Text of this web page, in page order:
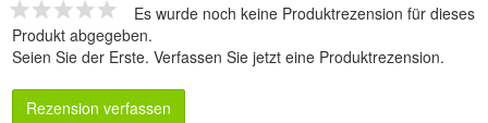
Es wurde noch keine Produktrezension für dieses
Produkt abgegeben.
Seien Sie der Erste. Verfassen Sie jetzt eine Produktrezension.
Rezension verfassen